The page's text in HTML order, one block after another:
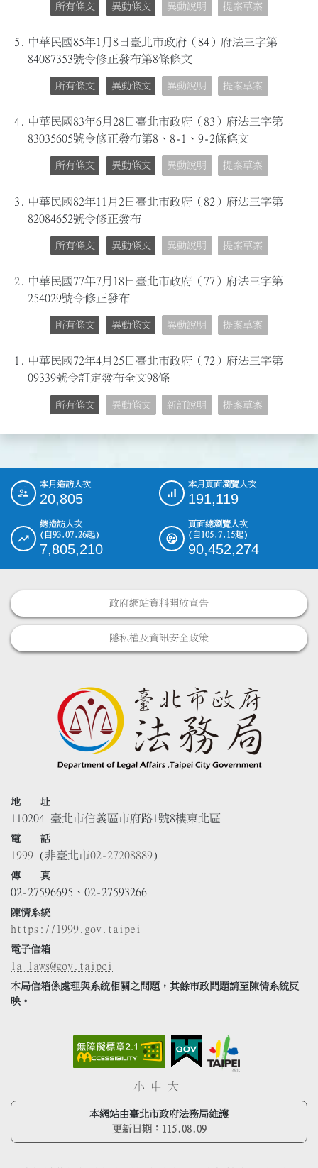
所有條文 異動條文 異動說明 提案草案
5.
中華民國85年1月8日臺北市政府（84）府法三字第
84087353號令修正發布第8條條文
所有條文 異動條文 異動說明 提案草案
4. 中華民國83年6月28日臺北市政府（83）府法三字第
83035605號令修正發布第8、8-1、9-2條條文
所有條文 異動條文 異動說明 提案草案
3.
中華民國82年11月2日臺北市政府（82）府法三字第
82084652號令修正發布
所有條文 異動條文 異動說明 提案草案
2.
中華民國77年7月18日臺北市政府（77）府法三字第
254029號令修正發布
所有條文 異動條文 異動說明 提案草案
1. 中華民國72年4月25日臺北市政府（72）府法三字第
09339號令訂定發布全文98條
所有條文 異動條文 新訂說明 提案草案
::: 本月造訪人次
20,805
本月頁面瀏覽人次
191,119
總造訪人次
(自93.07.26起)
7,805,210
頁面總瀏覽人次
(自105.7.15起)
90,452,274
政府網站資料開放宣告
隱私權及資訊安全政策
地 址
110204 臺北市信義區市府路1號8樓東北區
電 話
1999 (非臺北市02-27208889)
傳 真
02-27596695、02-27593266
陳情系統
https://1999.gov.taipei
電子信箱
la_laws@gov.taipei
本局信箱係處理與系統相關之問題，其餘市政問題請至陳情系統反
映。
小 中 大
本網站由臺北市政府法務局維護
更新日期： 115.08.09